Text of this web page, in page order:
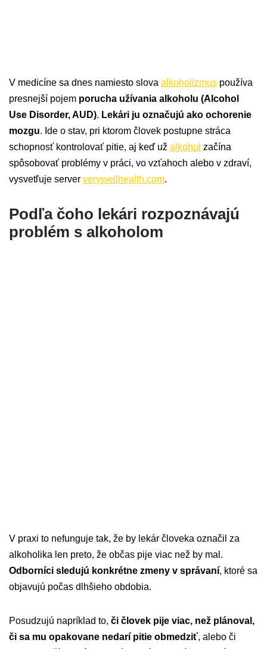
V medicíne sa dnes namiesto slova alkoholizmus používa
presnejší pojem porucha užívania alkoholu (Alcohol
Use Disorder, AUD). Lekári ju označujú ako ochorenie
mozgu. Ide o stav, pri ktorom človek postupne stráca
schopnosť kontrolovať pitie, aj keď už alkohol začína
spôsobovať problémy v práci, vo vzťahoch alebo v zdraví,
vysvetľuje server verywellhealth.com.
Podľa čoho lekári rozpoznávajú
problém s alkoholom
V praxi to nefunguje tak, že by lekár človeka označil za
alkoholika len preto, že občas pije viac než by mal.
Odborníci sledujú konkrétne zmeny v správaní, ktoré sa
objavujú počas dlhšieho obdobia.
Posudzujú napríklad to, či človek pije viac, než plánoval,
či sa mu opakovane nedarí pitie obmedziť, alebo či